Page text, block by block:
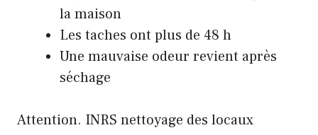
la maison
Les taches ont plus de 48 h
Une mauvaise odeur revient après
séchage
Attention. INRS nettoyage des locaux